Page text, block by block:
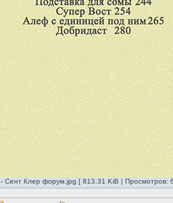
- Сент Клер форум.jpg [ 813.31 KiB | Просмотров: